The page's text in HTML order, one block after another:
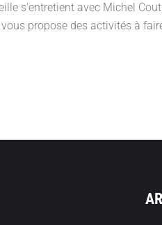
s'entretient avec Michel
propose des activités à